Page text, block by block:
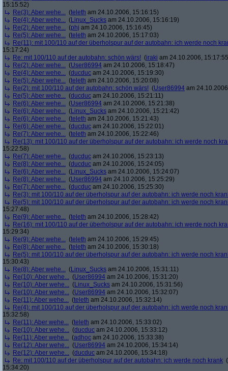
15:15:52)
Re(3): Aber wehe... (teleth am 24.10.2006, 15:16:15)
Re(4): Aber wehe... (Linux_Sucks am 24.10.2006, 15:16:19)
Re(2): Aber wehe... (phj am 24.10.2006, 15:16:45)
Re(5): Aber wehe... (teleth am 24.10.2006, 15:17:03)
Re(11): mit 100/110 auf der überholspur auf der autobahn: ich werde noch
15:17:24)
Re: mit 100/110 auf der autobahn: schön wärs! (iraki am 24.10.2006,
Re(2): Aber wehe... (User86994 am 24.10.2006, 15:18:47)
Re(4): Aber wehe... (ducduc am 24.10.2006, 15:19:30)
Re(5): Aber wehe... (teleth am 24.10.2006, 15:20:08)
Re(2): mit 100/110 auf der autobahn: schön wärs! (User86994 am
Re(5): Aber wehe... (ducduc am 24.10.2006, 15:21:11)
Re(6): Aber wehe... (User86994 am 24.10.2006, 15:21:38)
Re(6): Aber wehe... (Linux_Sucks am 24.10.2006, 15:21:42)
Re(6): Aber wehe... (teleth am 24.10.2006, 15:21:43)
Re(6): Aber wehe... (ducduc am 24.10.2006, 15:22:01)
Re(7): Aber wehe... (teleth am 24.10.2006, 15:22:46)
Re(13): mit 100/110 auf der überholspur auf der autobahn: ich werde noch
15:22:58)
Re(7): Aber wehe... (ducduc am 24.10.2006, 15:23:13)
Re(8): Aber wehe... (ducduc am 24.10.2006, 15:24:05)
Re(6): Aber wehe... (Linux_Sucks am 24.10.2006, 15:24:07)
Re(8): Aber wehe... (User86994 am 24.10.2006, 15:25:29)
Re(7): Aber wehe... (ducduc am 24.10.2006, 15:25:30)
Re(3): mit 100/110 auf der überholspur auf der autobahn: ich werde noch
Re(5): mit 100/110 auf der überholspur auf der autobahn: ich werde noch
15:27:48)
Re(9): Aber wehe... (teleth am 24.10.2006, 15:28:42)
Re(16): mit 100/110 auf der überholspur auf der autobahn: ich werde noch
15:29:34)
Re(9): Aber wehe... (teleth am 24.10.2006, 15:29:45)
Re(8): Aber wehe... (teleth am 24.10.2006, 15:30:18)
Re(5): mit 100/110 auf der überholspur auf der autobahn: ich werde noch
15:30:43)
Re(8): Aber wehe... (Linux_Sucks am 24.10.2006, 15:31:11)
Re(10): Aber wehe... (User86994 am 24.10.2006, 15:31:20)
Re(10): Aber wehe... (Linux_Sucks am 24.10.2006, 15:31:56)
Re(10): Aber wehe... (User86994 am 24.10.2006, 15:32:07)
Re(11): Aber wehe... (teleth am 24.10.2006, 15:32:14)
Re(4): mit 100/110 auf der überholspur auf der autobahn: ich werde noch
15:32:58)
Re(11): Aber wehe... (teleth am 24.10.2006, 15:33:02)
Re(10): Aber wehe... (ducduc am 24.10.2006, 15:33:12)
Re(11): Aber wehe... (adhoc am 24.10.2006, 15:33:38)
Re(12): Aber wehe... (User86994 am 24.10.2006, 15:34:14)
Re(12): Aber wehe... (ducduc am 24.10.2006, 15:34:18)
Re: mit 100/110 auf der überholspur auf der autobahn: ich werde noch krank (
15:34:20)